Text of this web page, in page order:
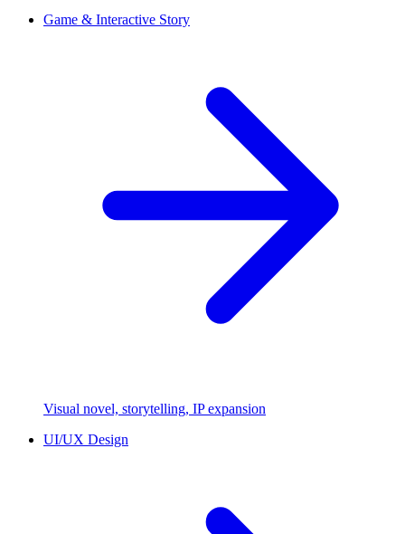
Game & Interactive Story
Visual novel, storytelling, IP expansion
UI/UX Design